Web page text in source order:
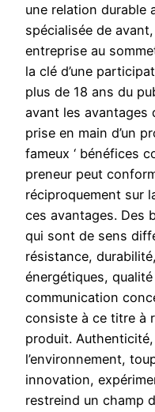
une relation durable
spécialisée de
entreprise au
la clé d’une
plus de 18 ans du
avant les avantages
prise en main d’un
fameux ‘ bénéfices
preneur peut
réciproquement sur
ces avantages. Des
qui sont de sens
résistance,
énergétiques,
communication
consiste à ce titre à
produit.
l’environnement,
innovation,
restreind un champ